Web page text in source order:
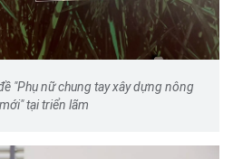
"Phụ nữ chung tay xây dựng nông
tại triển lãm